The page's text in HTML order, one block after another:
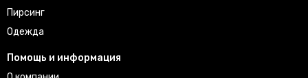
Пирсинг
Одежда
Помощь и информация